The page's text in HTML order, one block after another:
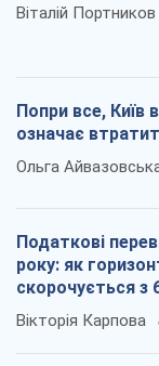
Віталій Портников
Попри все, Київ
означає
Ольга
Податкові
року: як
скорочується з
Вікторія Карпова